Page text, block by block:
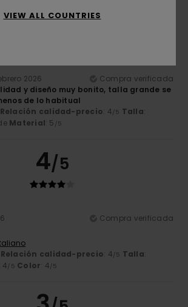
4/5
2026
Compra verificada
y diseño muy bonito, talla grande se
de lo habitual
Relación calidad-precio: 4/5 Talla:
Material: 5 /5
4/5
Compra verificada
Relación calidad-precio: 4/5 Talla:
: 4/5 Color: 4/5
VIEW ALL COUNTRIES